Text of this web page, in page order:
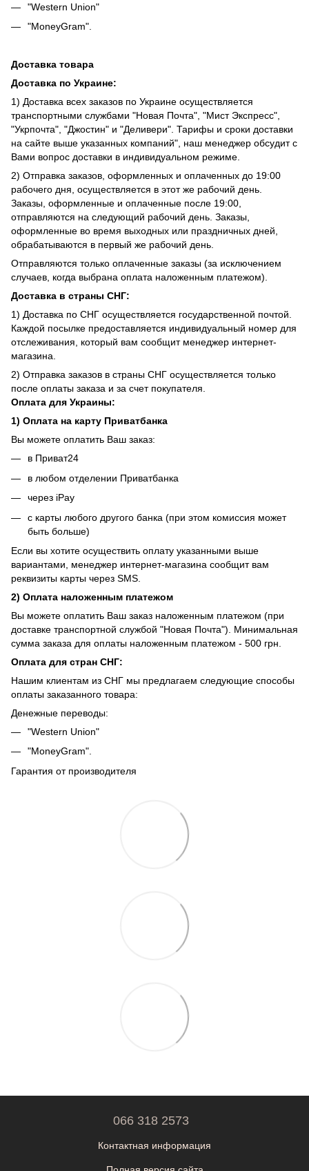
"Western Union"
"MoneyGram".
Доставка товара
Доставка по Украине:
1) Доставка всех заказов по Украине осуществляется
транспортными службами "Новая Почта", "Мист Экспресс",
"Укрпочта", "Джостин" и "Деливери". Тарифы и сроки доставки
на сайте выше указанных компаний", наш менеджер обсудит с
Вами вопрос доставки в индивидуальном режиме.
2) Отправка заказов, оформленных и оплаченных до 19:00
рабочего дня, осуществляется в этот же рабочий день.
Заказы, оформленные и оплаченные после 19:00,
отправляются на следующий рабочий день. Заказы,
оформленные во время выходных или праздничных дней,
обрабатываются в первый же рабочий день.
Отправляются только оплаченные заказы (за исключением
случаев, когда выбрана оплата наложенным платежом).
Доставка в страны СНГ:
1) Доставка по СНГ осуществляется государственной почтой.
Каждой посылке предоставляется индивидуальный номер для
отслеживания, который вам сообщит менеджер интернет-
магазина.
2) Отправка заказов в страны СНГ осуществляется только
после оплаты заказа и за счет покупателя.
Оплата для Украины:
1) Оплата на карту Приватбанка
Вы можете оплатить Ваш заказ:
в Приват24
в любом отделении Приватбанка
через iPay
с карты любого другого банка (при этом комиссия может
быть больше)
Если вы хотите осуществить оплату указанными выше
вариантами, менеджер интернет-магазина сообщит вам
реквизиты карты через SMS.
2) Оплата наложенным платежом
Вы можете оплатить Ваш заказ наложенным платежом (при
доставке транспортной службой "Новая Почта"). Минимальная
сумма заказа для оплаты наложенным платежом - 500 грн.
Оплата для стран СНГ:
Нашим клиентам из СНГ мы предлагаем следующие способы
оплаты заказанного товара:
Денежные переводы:
"Western Union"
"MoneyGram".
Гарантия от производителя
066 318 2573
Контактная информация